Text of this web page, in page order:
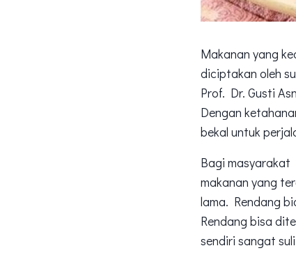
Makanan yang
diciptakan oleh
Prof. Dr. Gusti
Dengan
bekal untuk
Bagi masyarakat
makanan yang
lama. Rendang
Rendang bisa
sendiri sangat